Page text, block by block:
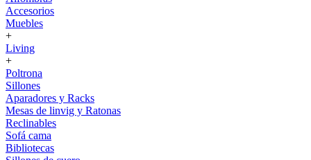
Accesorios
Muebles
+
Living
+
Poltrona
Sillones
Aparadores y Racks
Mesas de linvig y Ratonas
Reclinables
Sofá cama
Bibliotecas